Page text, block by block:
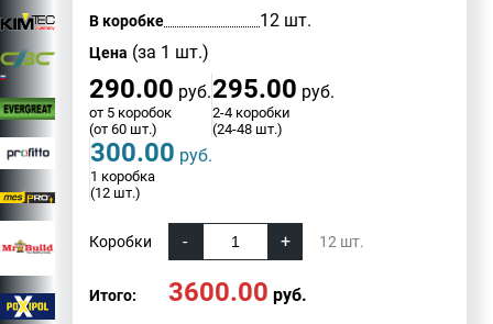
В коробке 12 шт.
Цена (за 1 шт.)
290.00 руб.
от 5 коробок
(от 60 шт.)
295.00 руб.
2-4 коробки
(24-48 шт.)
300.00 руб.
1 коробка
(12 шт.)
Коробки 12 шт.
Итого: 3600.00 руб.